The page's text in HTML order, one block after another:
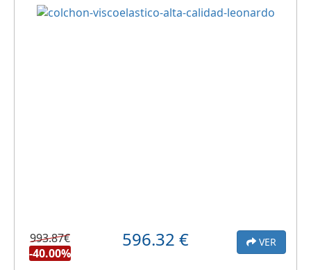
993.87€
-40.00%
596.32 € VER